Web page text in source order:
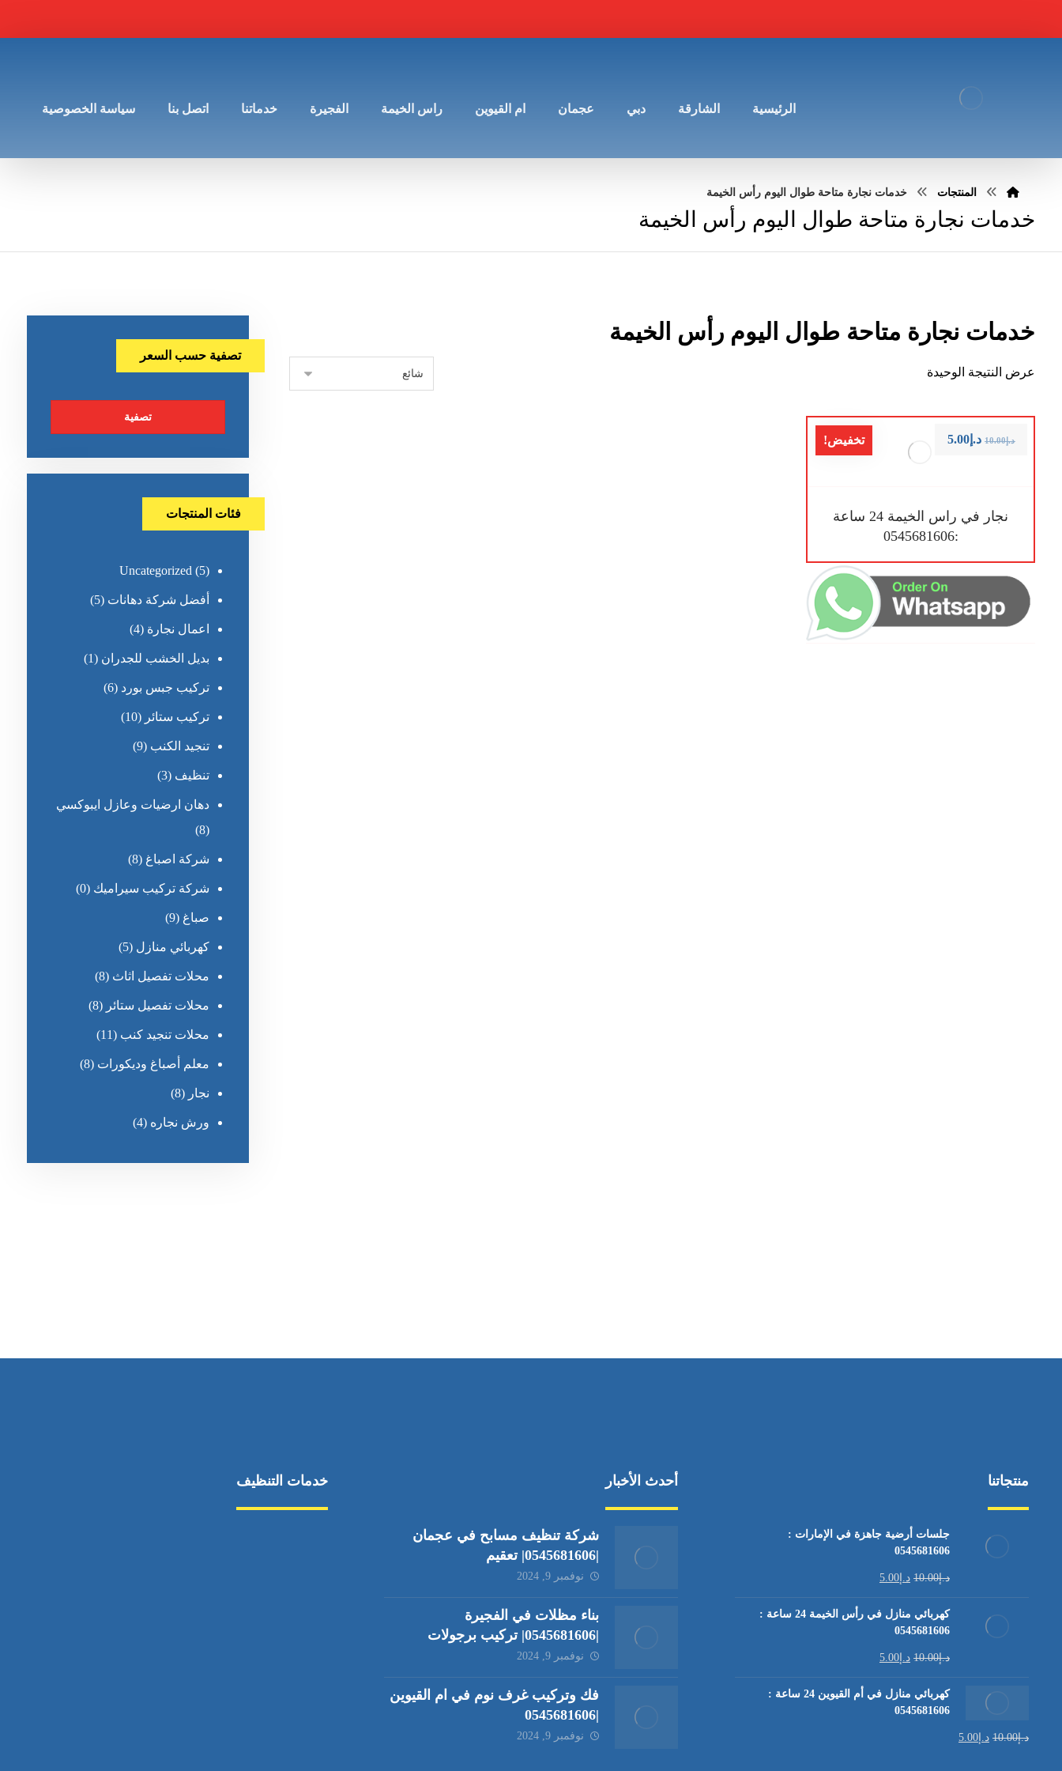
الرئيسية الشارقة دبي عجمان ام القيوين راس الخيمة الفجيرة خدماتنا اتصل بنا سياسة الخصوصية
المنتجات خدمات نجارة متاحة طوال اليوم رأس الخيمة
خدمات نجارة متاحة طوال اليوم رأس الخيمة
خدمات نجارة متاحة طوال اليوم رأس الخيمة
عرض النتيجة الوحيدة
تخفيض!
نجار في راس الخيمة 24 ساعة
:0545681606
د.إ10.00 د.إ 5.00
تصفية حسب السعر
تصفية
فئات المنتجات
Uncategorized (5)
أفضل شركة دهانات (5)
اعمال نجارة (4)
بديل الخشب للجدران (1)
تركيب جبس بورد (6)
تركيب ستائر (10)
تنجيد الكنب (9)
تنظيف (3)
دهان ارضيات وعازل ايبوكسي
(8)
شركة اصباغ (8)
شركة تركيب سيراميك (0)
صباغ (9)
كهربائي منازل (5)
محلات تفصيل اثاث (8)
محلات تفصيل ستائر (8)
محلات تنجيد كنب (11)
معلم أصباغ وديكورات (8)
نجار (8)
ورش نجاره (4)
منتجاتنا
جلسات أرضية جاهزة في الإمارات :
0545681606
د.إ10.00 د.إ 5.00
كهربائي منازل في رأس الخيمة 24 ساعة :
0545681606
د.إ10.00 د.إ 5.00
كهربائي منازل في أم القيوين 24 ساعة :
0545681606
د.إ10.00 د.إ 5.00
أحدث الأخبار
شركة تنظيف مسابح في عجمان
|0545681606| تعقيم
نوفمبر 9, 2024
بناء مظلات في الفجيرة
|0545681606| تركيب برجولات
نوفمبر 9, 2024
فك وتركيب غرف نوم في ام القيوين
|0545681606
نوفمبر 9, 2024
خدمات التنظيف